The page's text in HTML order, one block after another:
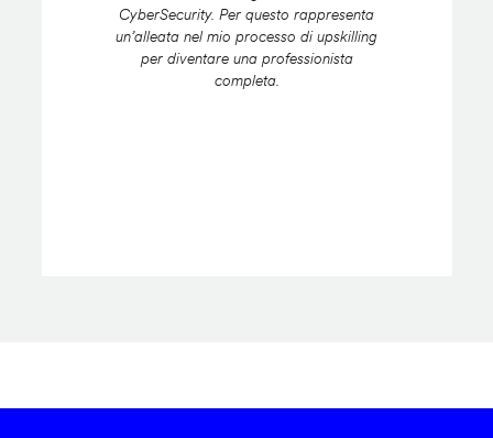
CyberSecurity. Per questo rappresenta
un’alleata nel mio processo di upskilling
per diventare una professionista
completa.